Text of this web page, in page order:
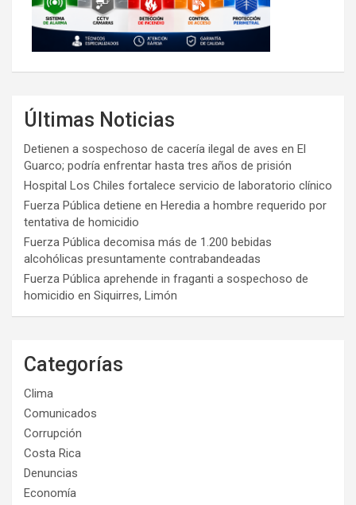
Últimas Noticias
Detienen a sospechoso de cacería ilegal de aves en El
Guarco; podría enfrentar hasta tres años de prisión
Hospital Los Chiles fortalece servicio de laboratorio clínico
Fuerza Pública detiene en Heredia a hombre requerido por
tentativa de homicidio
Fuerza Pública decomisa más de 1.200 bebidas
alcohólicas presuntamente contrabandeadas
Fuerza Pública aprehende in fraganti a sospechoso de
homicidio en Siquirres, Limón
Categorías
Clima
Comunicados
Corrupción
Costa Rica
Denuncias
Economía